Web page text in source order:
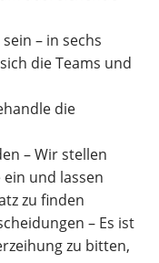
– in sechs
die Teams und
die
– Wir stellen
und lassen
zu finden
– Es ist
zu bitten,